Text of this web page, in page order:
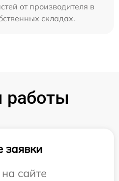
от производителя в
складах.
работы
сайте